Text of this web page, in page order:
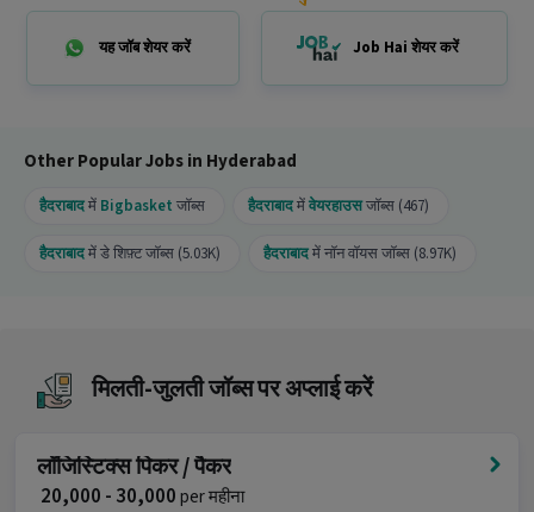
यह जॉब शेयर करें Job Hai शेयर करें
Other Popular Jobs in Hyderabad
हैदराबादमें Bigbasket जॉब्स हैदराबादमेंवेयरहाउसजॉब्स (467)
हैदराबादमें डे शिफ़्ट जॉब्स (5.03K) हैदराबादमें नॉन वॉयस जॉब्स (8.97K)
मिलती-जुलती जॉब्स पर अप्लाई करें
लॉजिस्टिक्स पिकर / पैकर
₹ 20,000 - 30,000per महीना